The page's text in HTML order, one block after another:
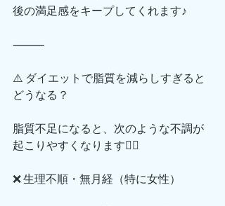
後の満足感をキープしてくれます♪
⸻
⚠️ ダイエットで脂質を減らしすぎると
どうなる？
脂質不足になると、次のような不調が
起こりやすくなります😵‍💫
❌ 生理不順・無月経（特に女性）